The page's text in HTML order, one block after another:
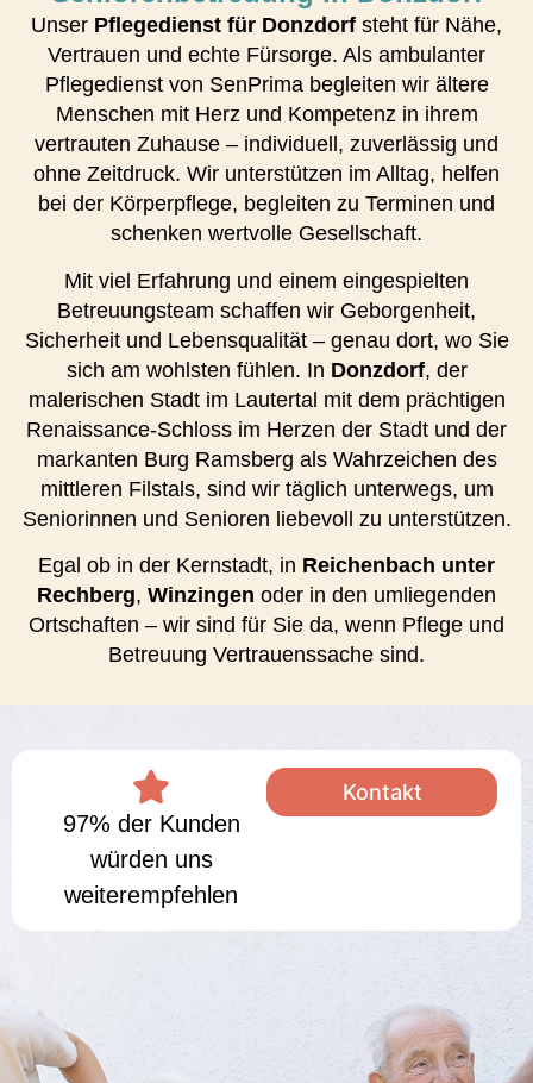
Unser Pflegedienst für Donzdorf steht für Nähe,
Vertrauen und echte Fürsorge. Als ambulanter
Pflegedienst von SenPrima begleiten wir ältere
Menschen mit Herz und Kompetenz in ihrem
vertrauten Zuhause – individuell, zuverlässig und
ohne Zeitdruck. Wir unterstützen im Alltag, helfen
bei der Körperpflege, begleiten zu Terminen und
schenken wertvolle Gesellschaft.
Mit viel Erfahrung und einem eingespielten
Betreuungsteam schaffen wir Geborgenheit,
Sicherheit und Lebensqualität – genau dort, wo Sie
sich am wohlsten fühlen. In Donzdorf, der
malerischen Stadt im Lautertal mit dem prächtigen
Renaissance-Schloss im Herzen der Stadt und der
markanten Burg Ramsberg als Wahrzeichen des
mittleren Filstals, sind wir täglich unterwegs, um
Seniorinnen und Senioren liebevoll zu unterstützen.
Egal ob in der Kernstadt, in Reichenbach unter
Rechberg, Winzingen oder in den umliegenden
Ortschaften – wir sind für Sie da, wenn Pflege und
Betreuung Vertrauenssache sind.
97% der Kunden
würden uns
weiterempfehlen
Kontakt